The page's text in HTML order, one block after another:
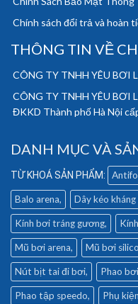
Chính sách đổi trả và hoàn
THÔNG TIN VỀ
CÔNG TY TNHH YÊU BƠI
CÔNG TY TNHH YÊU BƠI
ĐKKD Thành phố Hà Nội
DANH MỤC VÀ
Balo arena Dây kéo
Kính bơi tráng gương
Mũ bơi arena Mũ bơi
Nút bịt tai đi bơi Phao bơi
Phao tập speedo Phụ